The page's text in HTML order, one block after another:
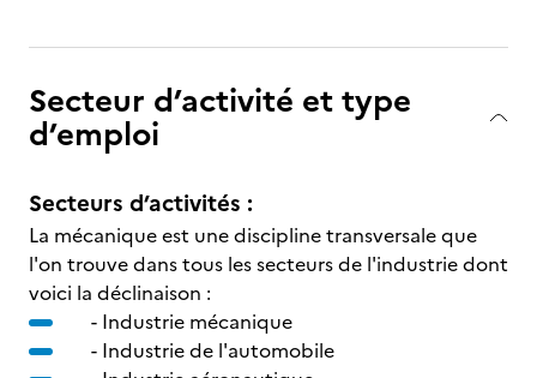
Secteur d’activité et type
d’emploi
Secteurs d’activités :
La mécanique est une discipline transversale que
l'on trouve dans tous les secteurs de l'industrie dont
voici la déclinaison :
- Industrie mécanique
- Industrie de l'automobile